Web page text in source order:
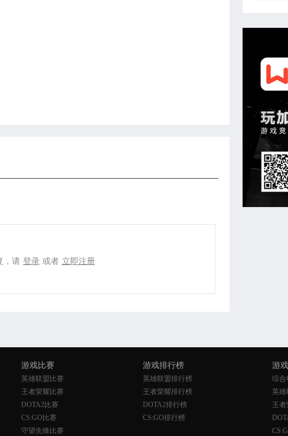
，请 登录 或者 立即注册
游戏比赛
英雄联盟比赛
王者荣耀比赛
DOTA2比赛
CS:GO比赛
守望先锋比赛
游戏排行榜
英雄联盟排行榜
王者荣耀排行榜
DOTA2排行榜
CS:GO排行榜
游
综合
英雄
王者